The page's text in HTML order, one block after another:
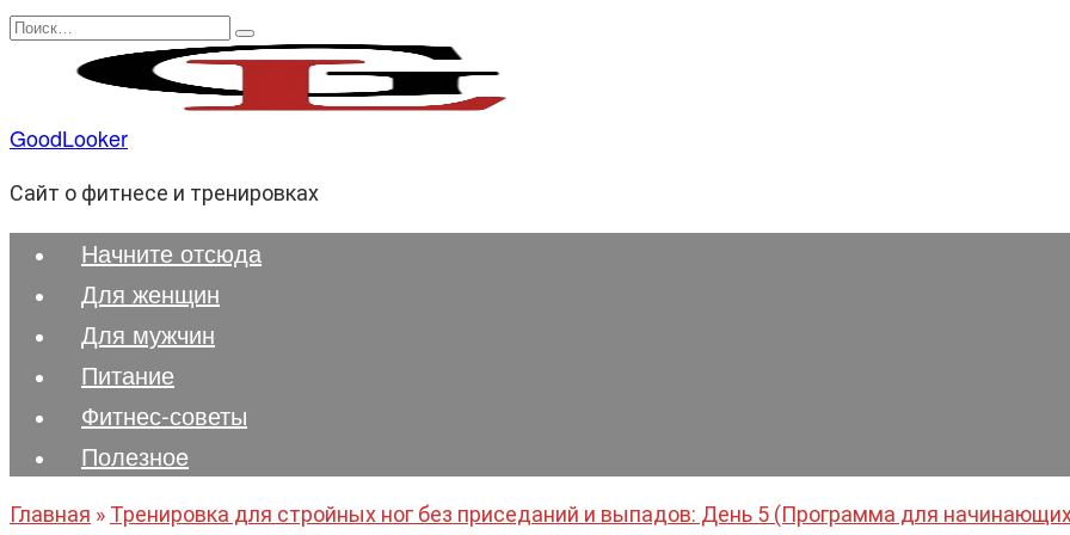
Перейти
содержанию
Search
GoodLooker
Сайт о фитнесе и тренировках
Начните отсюда
Для женщин
Для мужчин
Питание
Фитнес-советы
Полезноe
Главная » Тренировка для стройных ног без приседаний и выпадов: День 5 (Программа для